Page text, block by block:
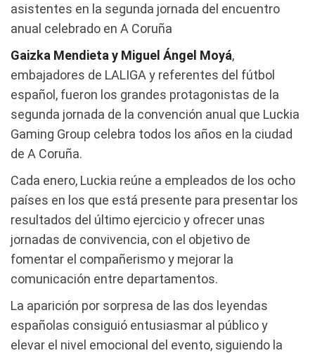
asistentes en la segunda jornada del encuentro
anual celebrado en A Coruña
Gaizka Mendieta y Miguel Ángel Moyá,
embajadores de LALIGA y referentes del fútbol
español, fueron los grandes protagonistas de la
segunda jornada de la convención anual que Luckia
Gaming Group celebra todos los años en la ciudad
de A Coruña.
Cada enero, Luckia reúne a empleados de los ocho
países en los que está presente para presentar los
resultados del último ejercicio y ofrecer unas
jornadas de convivencia, con el objetivo de
fomentar el compañerismo y mejorar la
comunicación entre departamentos.
La aparición por sorpresa de las dos leyendas
españolas consiguió entusiasmar al público y
elevar el nivel emocional del evento, siguiendo la